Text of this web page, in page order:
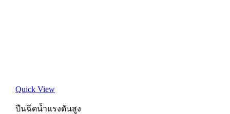
Quick View
ปืนฉีดน้ำแรงดันสูง